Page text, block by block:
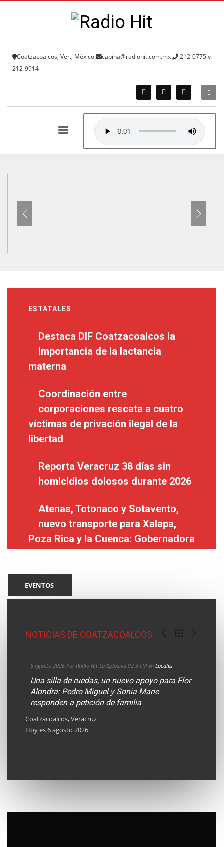
Coatzacoalcos, Ver., México cabina@radiohit.com.mx
212-0775 y
212-9914
ESTATALES
Destaca DIF Coatzacoalcos la
importancia de la lactancia
materna
Coordinación entre
corporaciones rescata a cuatro
víctimas de privación ilegal de la
libertad
Reporta Veracruz 38 días sin
homicidios dolosos durante 2026
Atenas, Totonaco y Sotavento,
nuevo transporte para Xalapa,
Poza Rica y la Cuenca: Gobernadora
EVENTOS
NOTICIAS DE COATZACOALCOS
5 agosto 2026 Por Radio Hit La Xplosiva 92.3 FM en Locales
Una silla de ruedas, un nuevo apoyo para Flor
Alondra: Pedro Miguel y Sonia Marie
responden a petición de familia
Coatzacoalcos, Veracruz
Hoy es 6 agosto 2026